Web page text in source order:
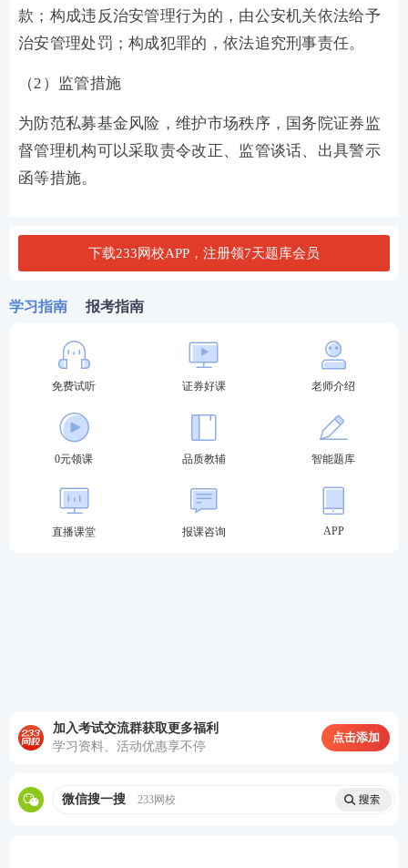
款 ； 构成违反治安管理行为的，由公安机关依法给予
治安管理处罚 ；构成犯罪的，依法追究刑事责任。
（2）监管措施
为防范私募基金风险，维护市场秩序，国务院证券监
督管理机构可以采取责令改正、监管谈话、出具警示
函等措施。
下载233网校APP，注册领7天题库会员
学习指南 报考指南
免费试听 证券好课 老师介绍
0元领课 品质教辅 智能题库
直播课堂 报课咨询 APP
加入考试交流群获取更多福利
学习资料、活动优惠享不停
点击添加
微信搜一搜 233网校